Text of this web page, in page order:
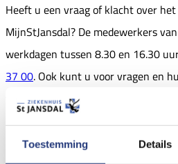
Toestemming Details
Heeft u een vraag of klacht over
MijnStJansdal? De medewerkers
werkdagen tussen 8.30 en 16.30
37 00. Ook kunt u voor vragen en
van het Digiplein in de centrale hal
Stuurt u liever een bericht? Dat kan
mailmijn@stjansdal.nl